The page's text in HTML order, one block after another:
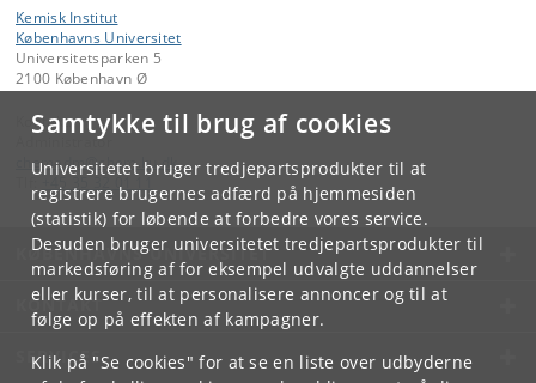
Samtykke til brug af cookies
Universitetet bruger tredjepartsprodukter til at
registrere brugernes adfærd på hjemmesiden
(statistik) for løbende at forbedre vores service.
Desuden bruger universitetet tredjepartsprodukter til
markedsføring af for eksempel udvalgte uddannelser
eller kurser, til at personalisere annoncer og til at
følge op på effekten af kampagner.
Klik på "Se cookies" for at se en liste over udbyderne
Kemisk Institut
Københavns Universitet
Universitetsparken 5
2100 København Ø
Kontakt:
Administrator
chemadm@chem. ku.dk
KØBENHAVNS UNIVERSITET
KONTAKT
SERVICES